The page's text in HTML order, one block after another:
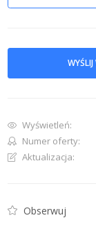
down 100
Wyświetleń:
Numer oferty:
Aktualizacja:
Obserwuj